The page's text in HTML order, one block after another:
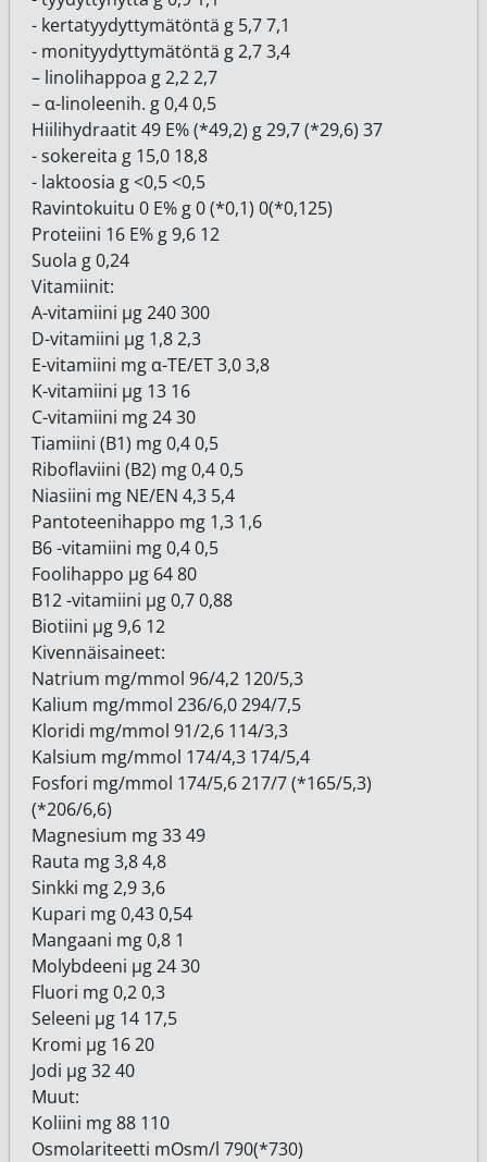
- kertatyydyttymätöntä g 5,7 7,1
- monityydyttymätöntä g 2,7 3,4
– linolihappoa g 2,2 2,7
– α-linoleenih. g 0,4 0,5
Hiilihydraatit 49 E% (*49,2) g 29,7 (*29,6) 37
- sokereita g 15,0 18,8
- laktoosia g <0,5 <0,5
Ravintokuitu 0 E% g 0 (*0,1) 0(*0,125)
Proteiini 16 E% g 9,6 12
Suola g 0,24
Vitamiinit:
A-vitamiini μg 240 300
D-vitamiini μg 1,8 2,3
E-vitamiini mg α-TE/ET 3,0 3,8
K-vitamiini μg 13 16
C-vitamiini mg 24 30
Tiamiini (B1) mg 0,4 0,5
Riboflaviini (B2) mg 0,4 0,5
Niasiini mg NE/EN 4,3 5,4
Pantoteenihappo mg 1,3 1,6
B6 -vitamiini mg 0,4 0,5
Foolihappo μg 64 80
B12 -vitamiini μg 0,7 0,88
Biotiini μg 9,6 12
Kivennäisaineet:
Natrium mg/mmol 96/4,2 120/5,3
Kalium mg/mmol 236/6,0 294/7,5
Kloridi mg/mmol 91/2,6 114/3,3
Kalsium mg/mmol 174/4,3 174/5,4
Fosfori mg/mmol 174/5,6 217/7 (*165/5,3)
(*206/6,6)
Magnesium mg 33 49
Rauta mg 3,8 4,8
Sinkki mg 2,9 3,6
Kupari mg 0,43 0,54
Mangaani mg 0,8 1
Molybdeeni μg 24 30
Fluori mg 0,2 0,3
Seleeni μg 14 17,5
Kromi μg 16 20
Jodi μg 32 40
Muut:
Koliini mg 88 110
Osmolariteetti mOsm/l 790(*730)